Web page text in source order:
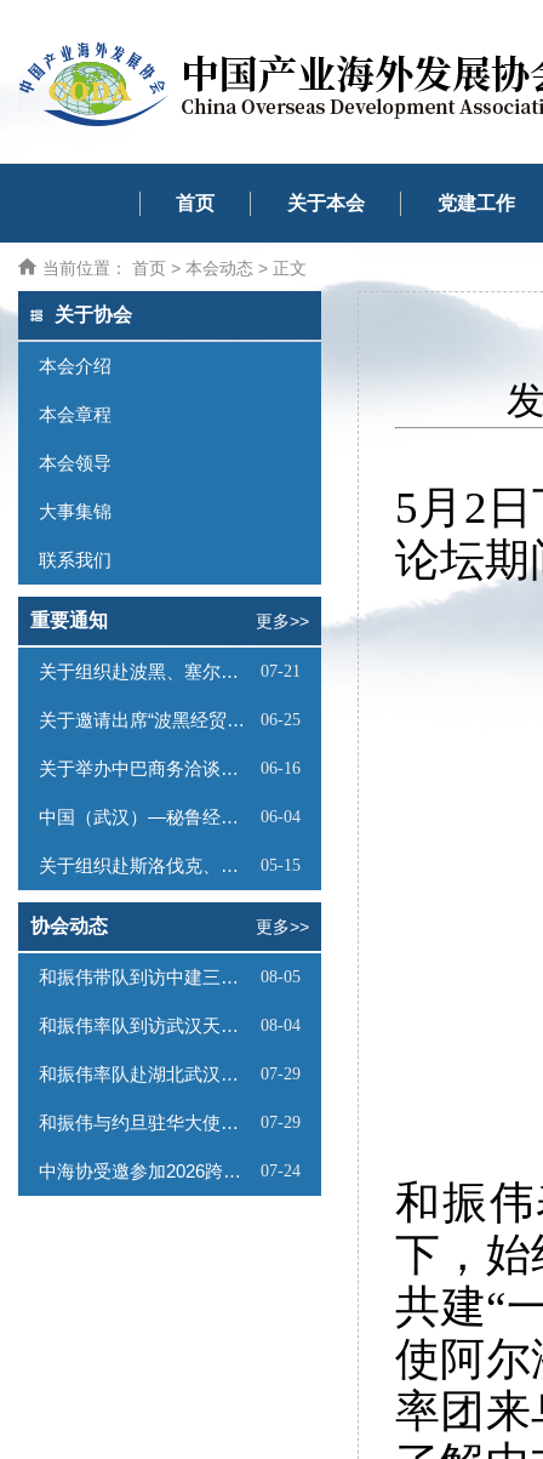
首页 关于本会 党建工作
当前位置： 首页 > 本会动态 > 正文
关于协会
本会介绍
本会章程
本会领导
大事集锦
联系我们
重要通知 更多>>
关于组织赴波黑、塞尔维亚商务考察的函 07-21
关于邀请出席“波黑经贸投资推介会”的函 06-25
关于举办中巴商务洽谈会的通知 06-16
中国（武汉）—秘鲁经贸合作推介会邀请函 06-04
关于组织赴斯洛伐克、奥地利商务考察的函 05-15
协会动态 更多>>
和振伟带队到访中建三局数字工程有限公司 08-05
和振伟率队到访武汉天源集团 08-04
和振伟率队赴湖北武汉调研 07-29
和振伟与约旦驻华大使会谈 07-29
中海协受邀参加2026跨境能源矿产出海专题路演会 07-24
5月2
论坛期
和振
下，始
共建“
使阿尔
率团来